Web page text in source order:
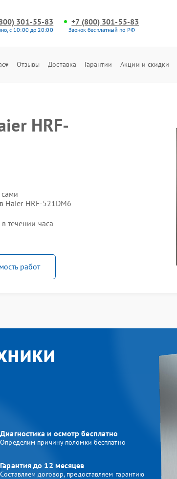
301-55-83
с 10:00 до 20:00
+7 (800) 301-55-83
Звонок бесплатный по РФ
Отзывы Доставка Гарантии Акции и скидки
HRF-
Haier HRF-521DM6
течении часа
работ
Диагностика и осмотр бесплатно
Определим причину поломки бесплатно
Гарантия до 12 месяцев
Составляем договор, предоставляем гарантию